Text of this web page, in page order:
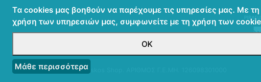
© 2026 Haskos Shop. ΑΡΙΘΜΟΣ Γ.Ε.ΜΗ. 126098301000
Τα cookies μας βοηθούν να παρέχουμε τις υπηρεσίες μας. Με τη
χρήση των υπηρεσιών μας, συμφωνείτε με τη χρήση των
ΟΚ
Μάθε περισσότερα